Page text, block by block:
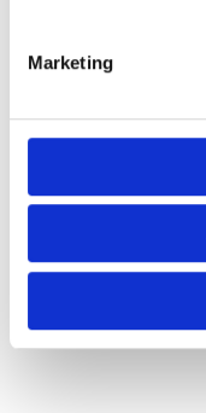
Marketing